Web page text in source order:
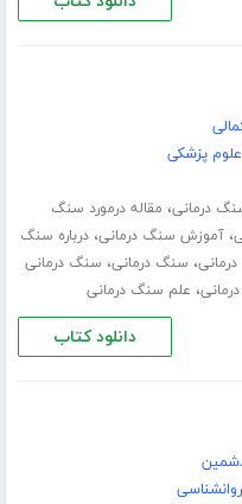
پزشکی
درمانی، مقاله درمورد سنگ
،آموزش سنگ درمانی،درباره سنگ
، سنگ درمانی، سنگ درمانی
، علم سنگ درمانی
دانلود کتاب